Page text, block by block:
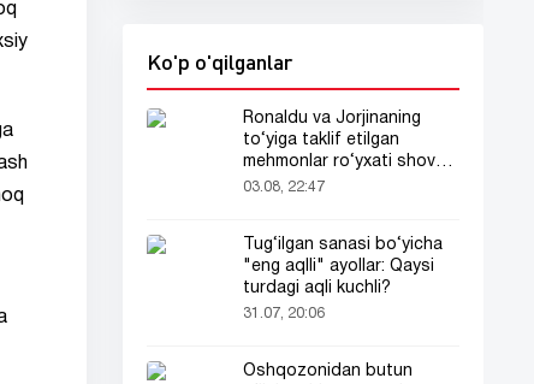
Ko'p o'qilganlar
Ronaldu va Jorjinaning
to‘yiga taklif etilgan
mehmonlar ro‘yxati shov-
shuvda
03.08, 22:47
Tug‘ilgan sanasi bo‘yicha
"eng aqlli" ayollar: Qaysi
turdagi aqli kuchli?
31.07, 20:06
Oshqozonidan butun